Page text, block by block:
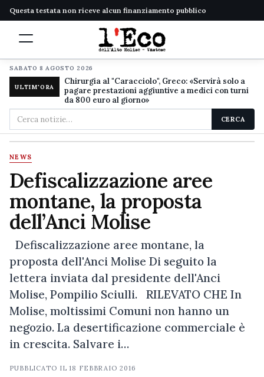
Questa testata non riceve alcun finanziamento pubblico
SABATO 8 AGOSTO 2026
ULTIM'ORA
Chirurgia al "Caracciolo", Greco: «Servirà solo a
pagare prestazioni aggiuntive a medici con turni
da 800 euro al giorno»
Cerca
nel
sito
CERCA
NEWS
Defiscalizzazione aree
montane, la proposta
dell’Anci Molise
Defiscalizzazione aree montane, la
proposta dell'Anci Molise Di seguito la
lettera inviata dal presidente dell'Anci
Molise, Pompilio Sciulli. RILEVATO CHE In
Molise, moltissimi Comuni non hanno un
negozio. La desertificazione commerciale è
in crescita. Salvare i…
PUBBLICATO IL18 FEBBRAIO 2016